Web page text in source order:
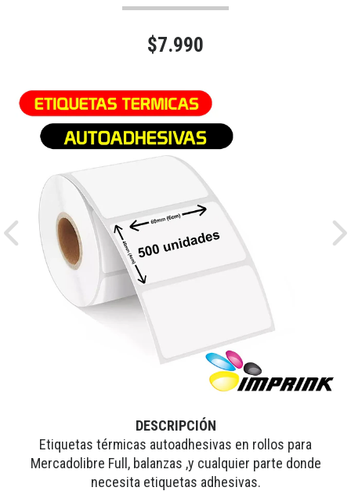
$7.990
Previous
DESCRIPCIÓN
Etiquetas térmicas autoadhesivas en rollos para
Mercadolibre Full, balanzas ,y cualquier parte donde
necesita etiquetas adhesivas.